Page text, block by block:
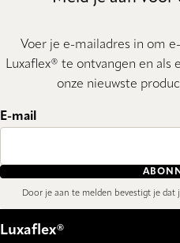
Voer je e-mailadres in om
Luxaflex® te ontvangen en als
onze nieuwste
E-mail
Door je aan te melden bevestigt je dat
Luxaflex®